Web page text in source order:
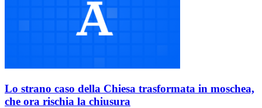
Lo strano caso della Chiesa trasformata in moschea,
che ora rischia la chiusura